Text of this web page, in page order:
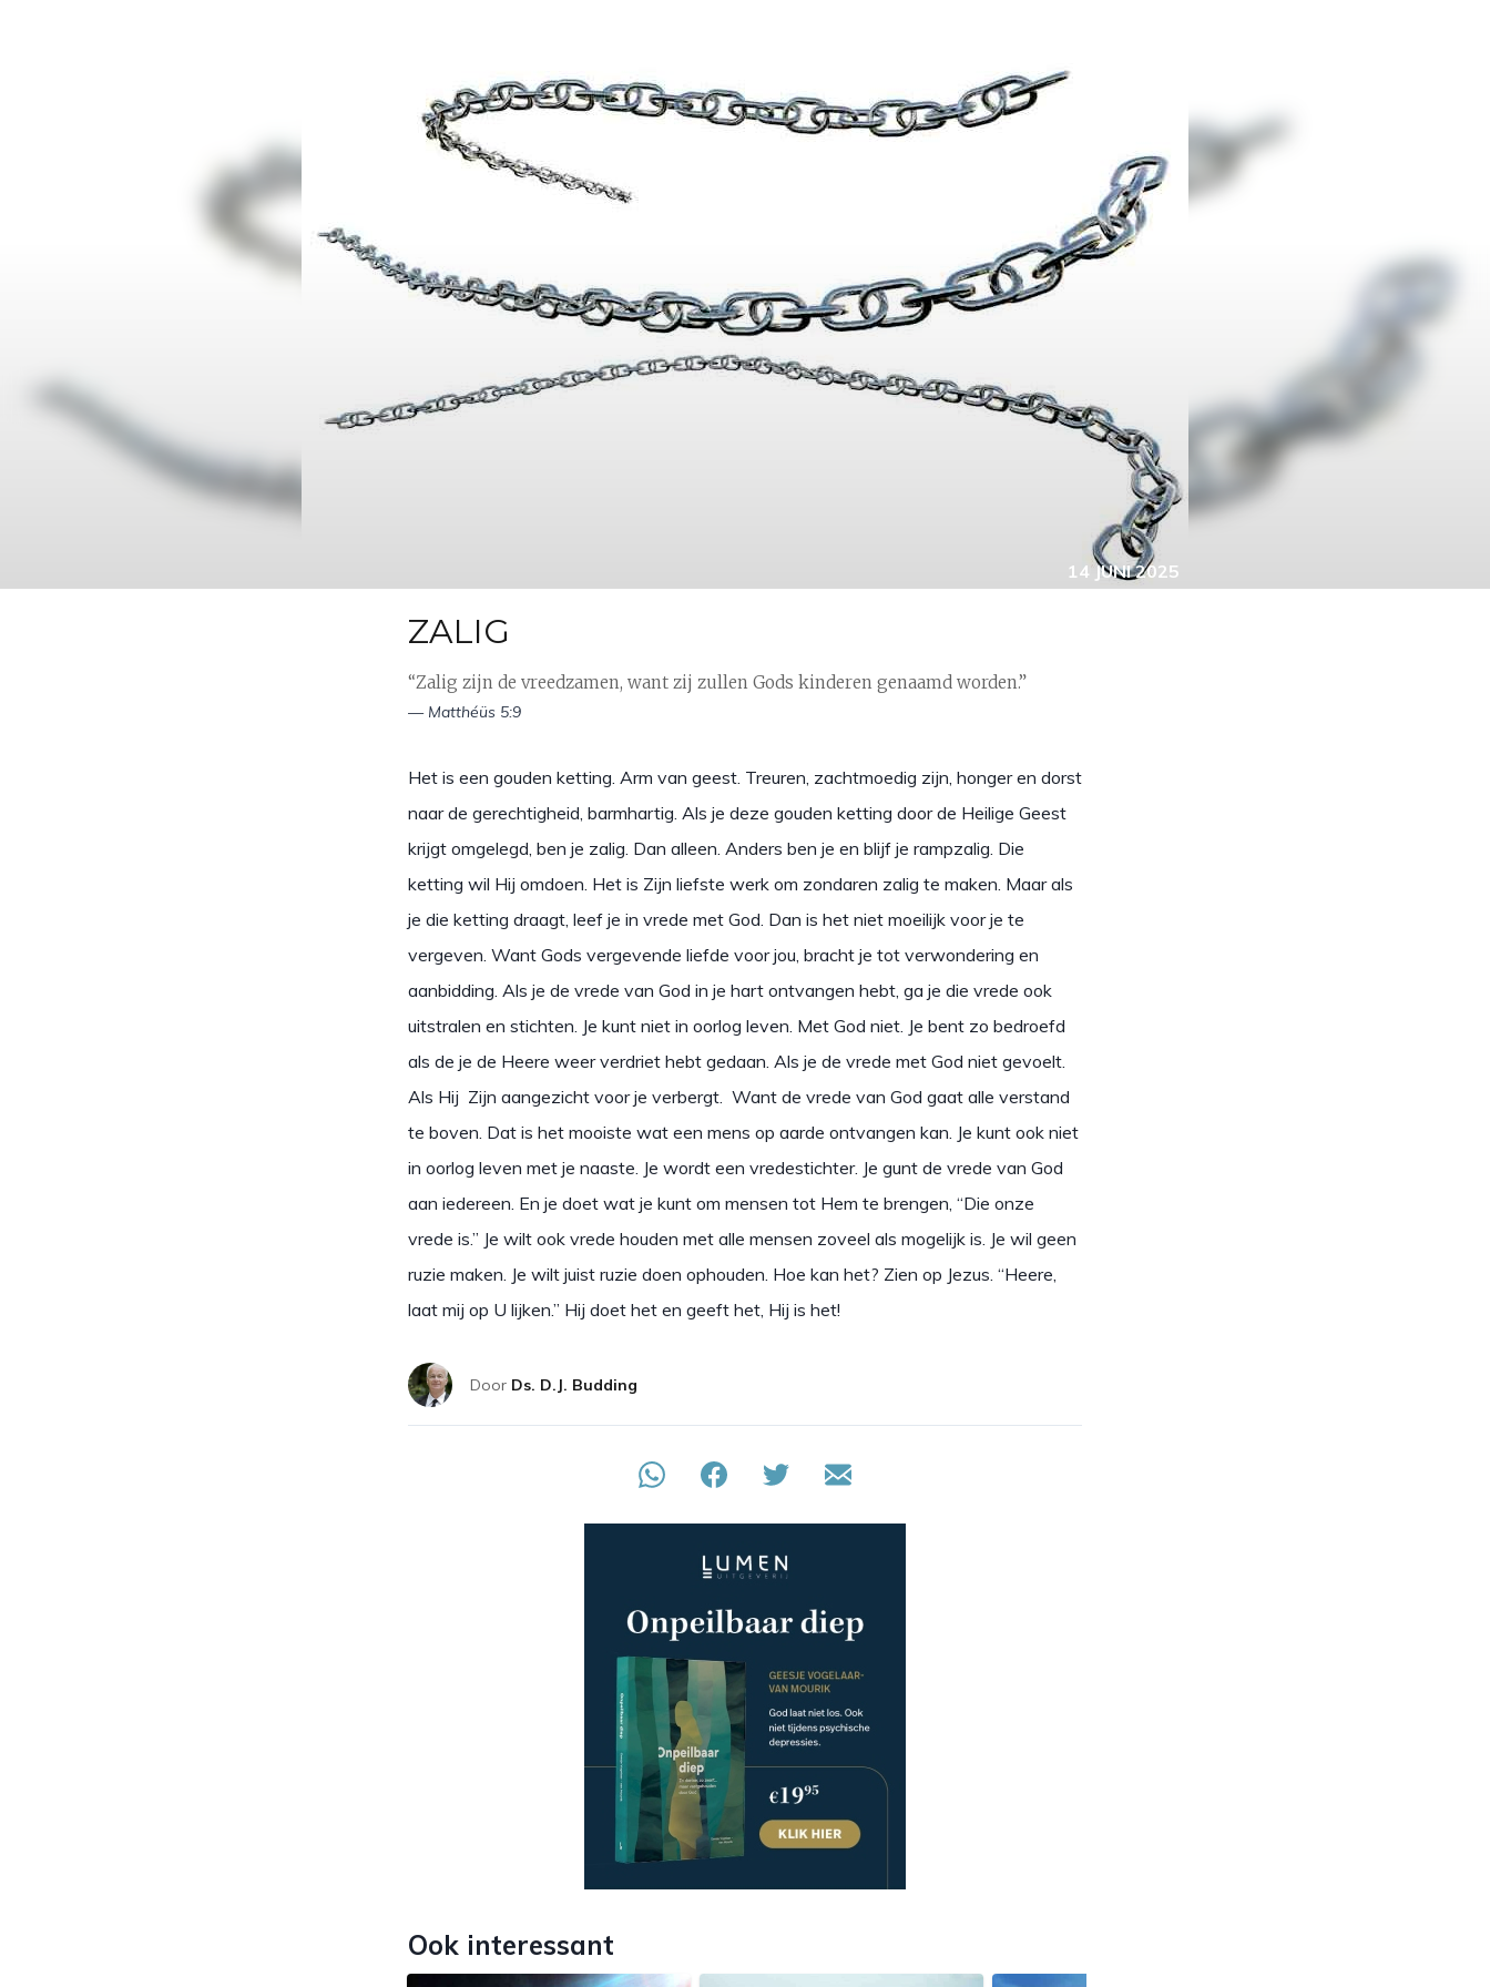
14 JUNI 2025
ZALIG
“Zalig zijn de vreedzamen, want zij zullen Gods kinderen genaamd worden.”
— Matthéüs 5:9
Het is een gouden ketting. Arm van geest. Treuren, zachtmoedig zijn, honger en dorst
naar de gerechtigheid, barmhartig. Als je deze gouden ketting door de Heilige Geest
krijgt omgelegd, ben je zalig. Dan alleen. Anders ben je en blijf je rampzalig. Die
ketting wil Hij omdoen. Het is Zijn liefste werk om zondaren zalig te maken. Maar als
je die ketting draagt, leef je in vrede met God. Dan is het niet moeilijk voor je te
vergeven. Want Gods vergevende liefde voor jou, bracht je tot verwondering en
aanbidding. Als je de vrede van God in je hart ontvangen hebt, ga je die vrede ook
uitstralen en stichten. Je kunt niet in oorlog leven. Met God niet. Je bent zo bedroefd
als de je de Heere weer verdriet hebt gedaan. Als je de vrede met God niet gevoelt.
Als Hij Zijn aangezicht voor je verbergt. Want de vrede van God gaat alle verstand
te boven. Dat is het mooiste wat een mens op aarde ontvangen kan. Je kunt ook niet
in oorlog leven met je naaste. Je wordt een vredestichter. Je gunt de vrede van God
aan iedereen. En je doet wat je kunt om mensen tot Hem te brengen, “Die onze
vrede is.” Je wilt ook vrede houden met alle mensen zoveel als mogelijk is. Je wil geen
ruzie maken. Je wilt juist ruzie doen ophouden. Hoe kan het? Zien op Jezus. “Heere,
laat mij op U lijken.” Hij doet het en geeft het, Hij is het!
Door Ds. D.J. Budding
Ook interessant